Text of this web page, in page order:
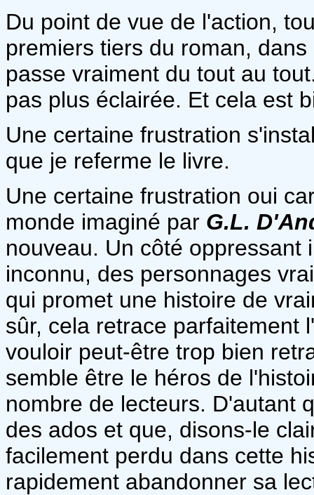
Du point de vue de l'action,
premiers tiers du roman,
passe vraiment du tout au
pas plus éclairée. Et cela est
Une certaine frustration
que je referme le livre.
Une certaine frustration oui
monde imaginé par G.L.
nouveau. Un côté oppressant
inconnu, des personnages
qui promet une histoire de
sûr, cela retrace parfaitement
vouloir peut-être trop bien
semble être le héros de
nombre de lecteurs. D'autant
des ados et que, disons-le
facilement perdu dans cette
rapidement abandonner sa